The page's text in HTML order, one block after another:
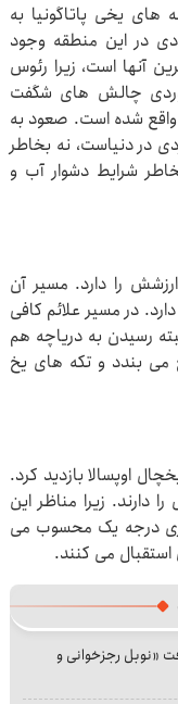
یخی پاتاگونیا به
در این منطقه وجود
آنها است، زیرا رئوس
چالش های شگفت
واقع شده است. صعود به
در دنیاست، نه بخاطر
بیشتر بخاطر شرایط دشوار آب و
را دارد. مسیر آن
در مسیر علائم کافی
رسیدن به دریاچه هم
می بندد و تکه های یخ
اوپسالا بازدید کرد.
دارند. زیرا مناظر این
درجه یک محسوب می
می کنند.
«نوبل رجزخوانی و